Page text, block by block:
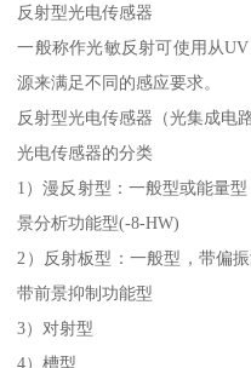
反射型光电传感器
一般称作光敏反射可使用从
源来满足不同的感应要求。
反射型光电传感器（光集成电
光电传感器的分类
1）漫反射型：一般型或能量
景分析功能型(-8-HW)
2）反射板型：一般型，带偏
带前景抑制功能型
3）对射型
4）槽型